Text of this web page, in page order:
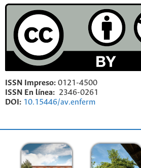
ISSN Impreso: 0121-4500
ISSN En línea: 2346-0261
DOI: 10.15446/av.enferm